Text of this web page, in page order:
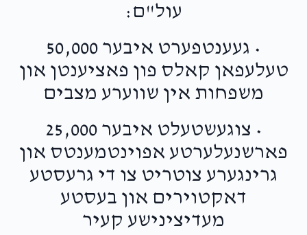
עול"ם:
• געענטפערט איבער 50,000
טעלעפאן קאלס פון פאציענטן און
משפחות אין שווערע מצבים
• צוגעשטעלט איבער 25,000
פארשנעלערטע אפוינטמענטס און
גרינגערע צוטריט צו די גרעסטע
דאקטוירים און בעסטע
מעדיצינישע קעיר